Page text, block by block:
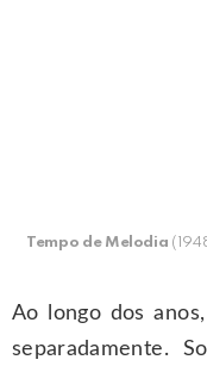
Tempo de Melodia
Ao longo dos
separadamente.